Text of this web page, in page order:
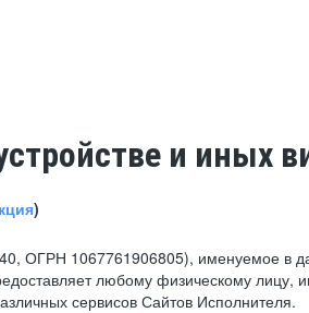
и иных
)
ОГРН 1067761906805), именуемое в
любому физическому
сервисов Сайтов Исполнителя.